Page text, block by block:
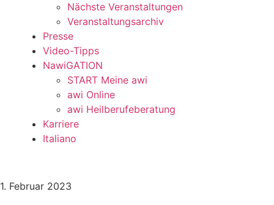
Nächste Veranstaltungen
Veranstaltungsarchiv
Presse
Video-Tipps
NawiGATION
START Meine awi
awi Online
awi Heilberufeberatung
Karriere
Italiano
1. Februar 2023